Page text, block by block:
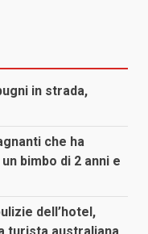
in strada,
che ha
bimbo di 2 anni e
dell’hotel,